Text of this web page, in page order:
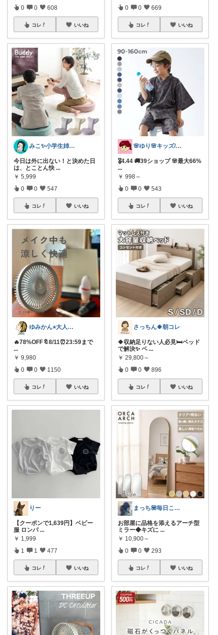
0 0 608
コレ いいね
みこ✨小学生姉妹の母ちゃん
今日は外に出ない！と決めた日
は、とことん快 ...
￥ 5,999
0 0 547
コレ いいね
ゆみかん⭐︎大人の暮らし研究室
🔥78%OFF🔖8/11⏰23:59まで
...
￥ 9,980
0 0 1150
コレ いいね
りー
【クーポンで1,639円】ベビー
服 ロンパ ...
￥ 1,999
1 1 477
コレ いいね
0 0 669
コレ いいね
🌸ゆり🌸キッズ/ベビー/スイーツ/猫
🎖️4.44 🚚39ショップ 🌸最大66%
...
￥ 998～
0 0 543
コレ いいね
さっちん🍀朝コレ
🍀収納足りない人必見🛏️ベッド
で解決✨ ベ ...
￥ 29,800～
0 0 896
コレ いいね
まっち💟毎日こつこつ。
お部屋に品格を添えるアーチ型
ミラー◆キズに ...
￥ 10,900～
0 0 293
コレ いいね